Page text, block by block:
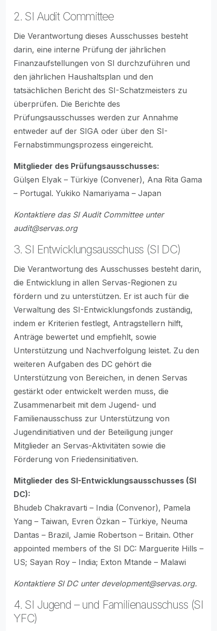
2. SI Audit Committee
Die Verantwortung dieses Ausschusses besteht
darin, eine interne Prüfung der jährlichen
Finanzaufstellungen von SI durchzuführen und
den jährlichen Haushaltsplan und den
tatsächlichen Bericht des SI-Schatzmeisters zu
überprüfen. Die Berichte des
Prüfungsausschusses werden zur Annahme
entweder auf der SIGA oder über den SI-
Fernabstimmungsprozess eingereicht.
Mitglieder des Prüfungsausschusses:
Gülşen Elyak – Türkiye (Convener), Ana Rita Gama
– Portugal. Yukiko Namariyama – Japan
Kontaktiere das SI Audit Committee unter
audit@servas.org
3. SI Entwicklungsausschuss (SI DC)
Die Verantwortung des Ausschusses besteht darin,
die Entwicklung in allen Servas-Regionen zu
fördern und zu unterstützen. Er ist auch für die
Verwaltung des SI-Entwicklungsfonds zuständig,
indem er Kriterien festlegt, Antragstellern hilft,
Anträge bewertet und empfiehlt, sowie
Unterstützung und Nachverfolgung leistet. Zu den
weiteren Aufgaben des DC gehört die
Unterstützung von Bereichen, in denen Servas
gestärkt oder entwickelt werden muss, die
Zusammenarbeit mit dem Jugend- und
Familienausschuss zur Unterstützung von
Jugendinitiativen und der Beteiligung junger
Mitglieder an Servas-Aktivitäten sowie die
Förderung von Friedensinitiativen.
Mitglieder des SI-Entwicklungsausschusses (SI
DC):
Bhudeb Chakravarti – India (Convenor), Pamela
Yang – Taiwan, Evren Özkan – Türkiye, Neuma
Dantas – Brazil, Jamie Robertson – Britain. Other
appointed members of the SI DC: Marguerite Hills –
US; Sayan Roy – India; Exton Mtande – Malawi
Kontaktiere SI DC unter development@servas.org.
4. SI Jugend – und Familienausschuss (SI
YFC)